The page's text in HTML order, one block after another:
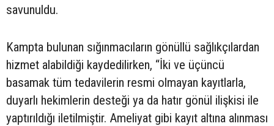
savunuldu.
Kampta bulunan sığınmacıların gönüllü sağlıkçılardan
hizmet alabildiği kaydedilirken, “İki ve üçüncü
basamak tüm tedavilerin resmi olmayan kayıtlarla,
duyarlı hekimlerin desteği ya da hatır gönül ilişkisi ile
yaptırıldığı iletilmiştir. Ameliyat gibi kayıt altına alınması